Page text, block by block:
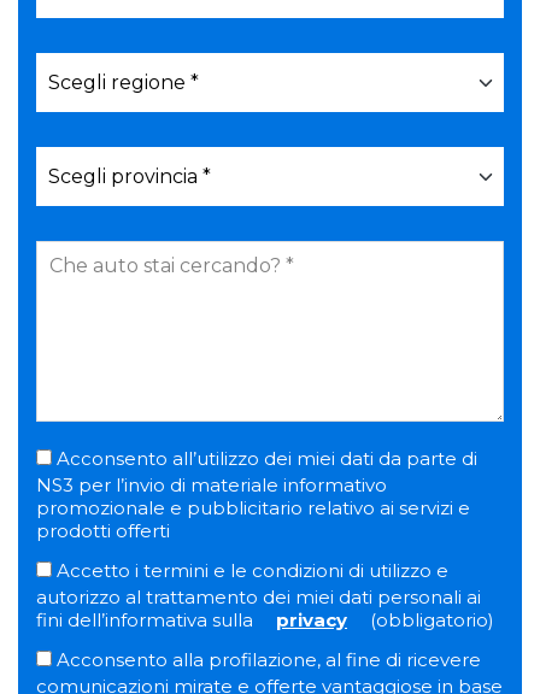
Acconsento all’utilizzo dei miei dati da parte di
NS3 per l’invio di materiale informativo
promozionale e pubblicitario relativo ai servizi e
prodotti offerti
Accetto i termini e le condizioni di utilizzo e
autorizzo al trattamento dei miei dati personali ai
fini dell’informativa sulla
privacy
(obbligatorio)
Acconsento alla profilazione, al fine di ricevere
comunicazioni mirate e offerte vantaggiose in base